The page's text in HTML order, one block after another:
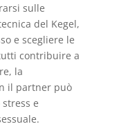
sulle
del Kegel,
e scegliere le
contribuire a
la
il partner può
e